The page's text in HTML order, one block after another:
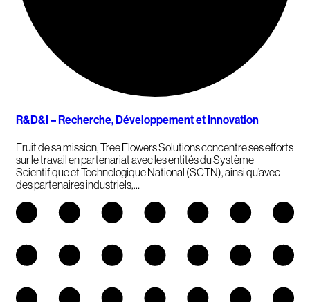
R&D&I – Recherche, Développement et Innovation
Fruit de sa mission, Tree Flowers Solutions concentre ses efforts
sur le travail en partenariat avec les entités du Système
Scientifique et Technologique National (SCTN), ainsi qu’avec
des partenaires industriels,…